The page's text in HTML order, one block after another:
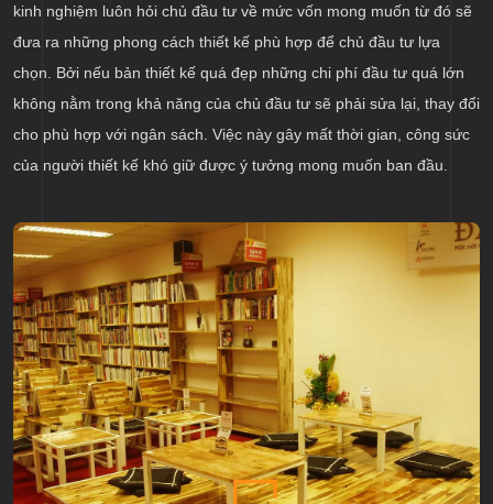
kinh nghiệm luôn hỏi chủ đầu tư về mức vốn mong muốn từ đó sẽ
đưa ra những phong cách thiết kế phù hợp để chủ đầu tư lựa
chọn. Bởi nếu bản thiết kế quá đẹp những chi phí đầu tư quá lớn
không nằm trong khả năng của chủ đầu tư sẽ phải sửa lại, thay đổi
cho phù hợp với ngân sách. Việc này gây mất thời gian, công sức
của người thiết kế khó giữ được ý tưởng mong muốn ban đầu.